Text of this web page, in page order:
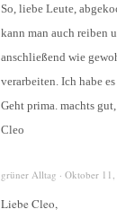
So, liebe Leute,
kann man auch reiben
anschließend wie
verarbeiten. Ich habe
Geht prima. machts
Cleo
grüner Alltag · Oktober
Liebe Cleo,